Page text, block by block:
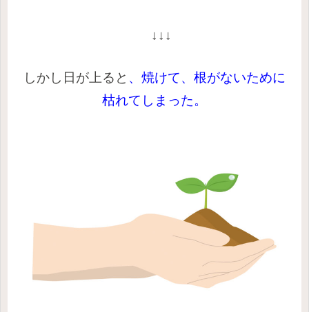
↓↓↓
しかし日が上ると 、焼けて、根がないために
枯れてしまった。